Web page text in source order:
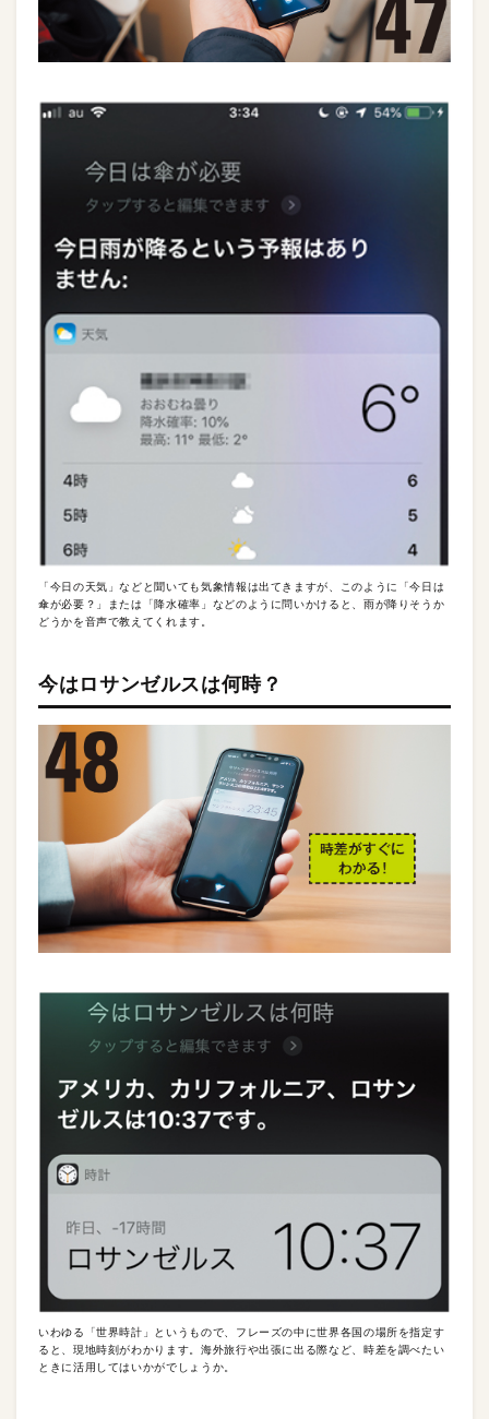
「今日の天気」などと聞いても気象情報は出てきますが、このように「今日は
傘が必要？」または「降水確率」などのように問いかけると、雨が降りそうか
どうかを音声で教えてくれます。
今はロサンゼルスは何時？
いわゆる「世界時計」というもので、フレーズの中に世界各国の場所を指定す
ると、現地時刻がわかります。海外旅行や出張に出る際など、時差を調べたい
ときに活用してはいかがでしょうか。